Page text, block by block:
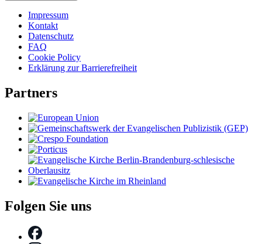
Impressum
Kontakt
Datenschutz
FAQ
Cookie Policy
Erklärung zur Barrierefreiheit
Partners
Folgen Sie uns